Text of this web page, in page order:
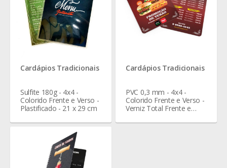
Cardápios Tradicionais
Sulfite 180g - 4x4 -
Colorido Frente e Verso -
Plastificado - 21 x 29 cm
Cardápios Tradicionais
PVC 0,3 mm - 4x4 -
Colorido Frente e Verso -
Verniz Total Frente e